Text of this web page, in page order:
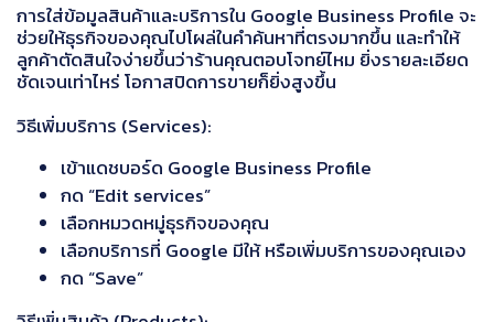
การใส่ข้อมูลสินค้าและบริการใน Google Business Profile จะ
ช่วยให้ธุรกิจของคุณไปโผล่ในคำค้นหาที่ตรงมากขึ้น และทำให้
ลูกค้าตัดสินใจง่ายขึ้นว่าร้านคุณตอบโจทย์ไหม ยิ่งรายละเอียด
ชัดเจนเท่าไหร่ โอกาสปิดการขายก็ยิ่งสูงขึ้น
วิธีเพิ่มบริการ (Services):
เข้าแดชบอร์ด Google Business Profile
กด “Edit services”
เลือกหมวดหมู่ธุรกิจของคุณ
เลือกบริการที่ Google มีให้ หรือเพิ่มบริการของคุณเอง
กด “Save”